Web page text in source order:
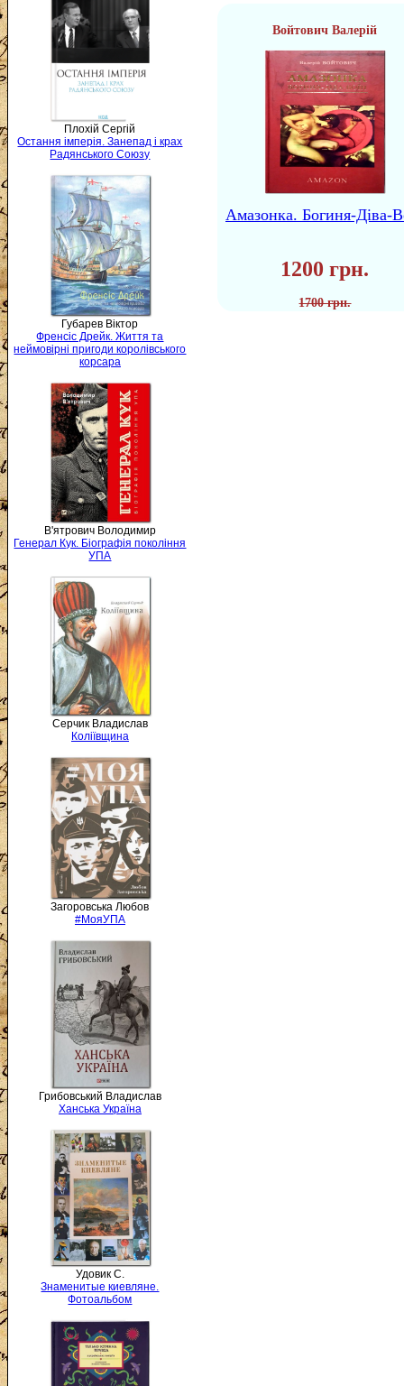
Плохій Сергій
Остання імперія. Занепад і крах
Радянського Союзу
Губарев Віктор
Френсіс Дрейк. Життя та
неймовірні пригоди королівського
корсара
В'ятрович Володимир
Генерал Кук. Біографія покоління
УПА
Серчик Владислав
Коліївщина
Загоровська Любов
#МояУПА
Грибовський Владислав
Ханська Україна
Удовик С.
Знаменитые киевляне.
Фотоальбом
Войтович Валерій
Амазонка. Богиня-Діва-
1200 грн.
1700 грн.